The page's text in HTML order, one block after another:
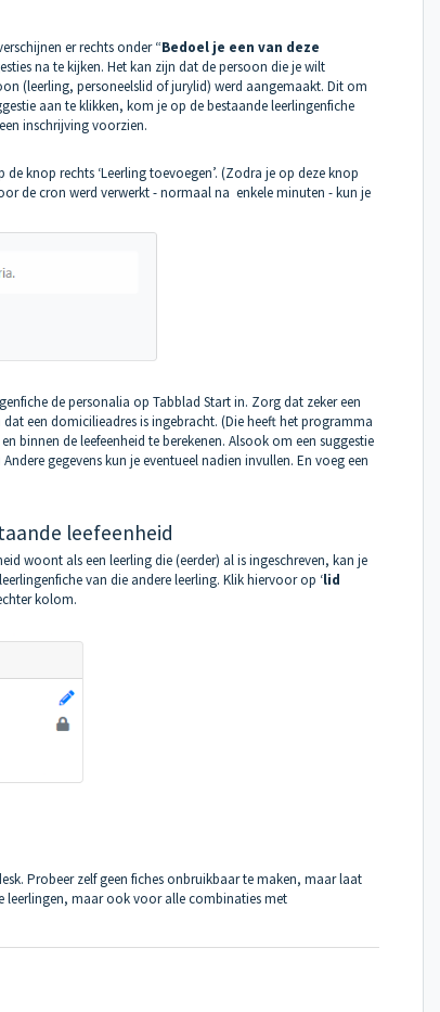
er rechts onder “Bedoel je een van deze
na te kijken. Het kan zijn dat de persoon die je wilt
(leerling, personeelslid of jurylid) werd aangemaakt. Dit om
aan te klikken, kom je op de bestaande leerlingenfiche
inschrijving voorzien.
knop rechts ‘Leerling toevoegen’. (Zodra je op deze knop
de cron werd verwerkt - normaal na enkele minuten - kun je
de personalia op Tabblad Startin. Zorg dat zeker een
een domicilieadres is ingebracht. (Die heeft het programma
binnen de leefeenheid te berekenen. Alsook om een suggestie
gegevens kun je eventueel nadien invullen. En voeg een
leefeenheid
woont als een leerling die (eerder) al is ingeschreven, kan je
van die andere leerling. Klik hiervoor op ‘lid
kolom.
Probeer zelf geen fiches onbruikbaar te maken, maar laat
leerlingen, maar ook voor alle combinaties met